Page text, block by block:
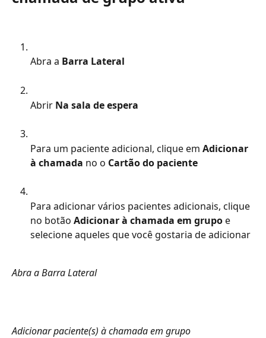
Abra a Barra Lateral
Abrir Na sala de espera
Para um paciente adicional, clique em Adicionar
à chamada no o Cartão do paciente
Para adicionar vários pacientes adicionais, clique
no botão Adicionar à chamada em grupo e
selecione aqueles que você gostaria de adicionar
Abra a Barra Lateral
Adicionar paciente(s) à chamada em grupo